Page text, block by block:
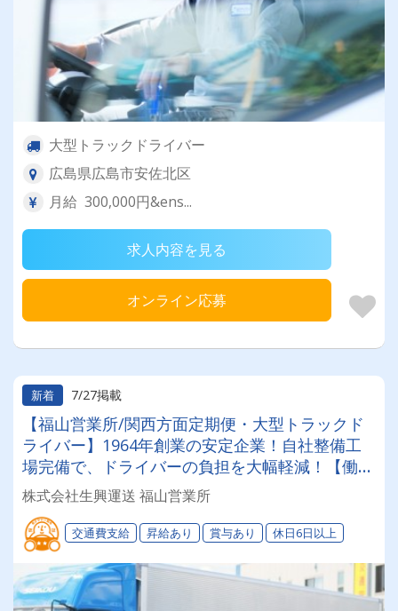
大型トラックドライバー
広島県広島市安佐北区
月給 300,000円&ens...
求人内容を見る
オンライン応募
新着 7/27掲載
【福山営業所/関西方面定期便・大型トラックド
ライバー】1964年創業の安定企業！自社整備工
場完備で、ドライバーの負担を大幅軽減！【働き
やすい職場制度＆健康経営優良法人認定企業】無
理なく長期的に働ける環境が自慢です◎
株式会社生興運送 福山営業所
交通費支給 昇給あり 賞与あり 休日6日以上